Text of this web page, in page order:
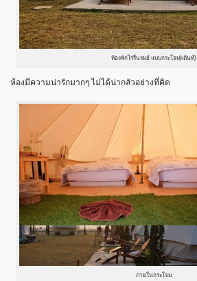
ห้องพักไร่รื่นรมย์ แบบกระโจม(เต้นท์)
ห้องมีความน่ารักมากๆ ไม่ได้น่ากลัวอย่างที่คิด
ภายในกระโจม